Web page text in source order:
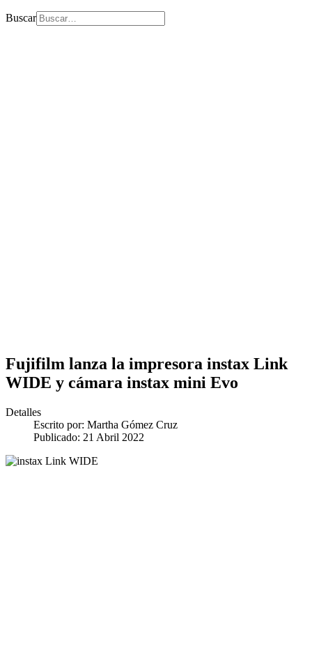
Buscar
Fujifilm lanza la impresora instax Link
WIDE y cámara instax mini Evo
Detalles
Escrito por: Martha Gómez Cruz
Publicado: 21 Abril 2022